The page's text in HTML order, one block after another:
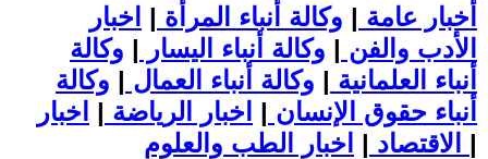
أخبار عامة | وكالة أنباء المرأة | اخبار
الأدب والفن | وكالة أنباء اليسار | وكالة
أنباء العلمانية | وكالة أنباء العمال | وكالة
أنباء حقوق الإنسان | اخبار الرياضة | اخبار
الاقتصاد | |